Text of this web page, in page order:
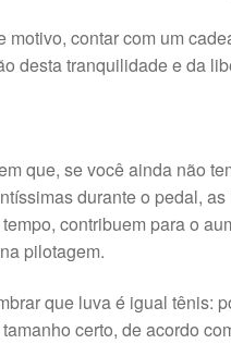
motivo, contar com um
desta tranquilidade e da
que, se você ainda não
durante o pedal,
contribuem para o
pilotagem.
que luva é igual tênis:
certo, de acordo